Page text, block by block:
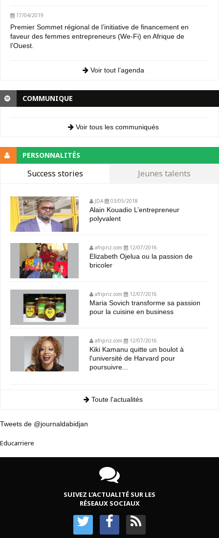
17/04/2019
Premier Sommet régional de l’initiative de financement en
faveur des femmes entrepreneurs (We-Fi) en Afrique de
l’Ouest.
Voir tout l’agenda
COMMUNIQUE
Voir tous les communiqués
PERSONNALITÉS
Success stories Jeunes talents
JDA 03/05/2018
Alain Kouadio L’entrepreneur
polyvalent
afripriz.com 12/07/2016
Elizabeth Ojelua ou la passion de
bricoler
afripriz.com 12/07/2016
Maria Sovich transforme sa passion
pour la cuisine en business
afripriz.com 12/07/2016
Kiki Kamanu quitte un boulot à
l'université de Harvard pour
poursuivre...
Toute l'actualités
Tweets de @journaldabidjan
Educarriere
SUIVEZ L’ACTUALITÉ SUR LES
RÉSEAUX SOCIAUX